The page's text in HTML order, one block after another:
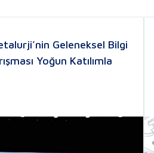
Geleneksel Bilgi
Yoğun Katılımla